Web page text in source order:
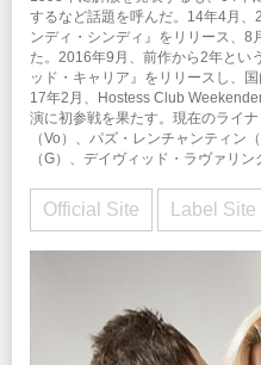
するなど話題を呼んだ。14年4月
ンディ・シンディ』をリリース、8
た。2016年9月、前作から2年とい
ッド・キャリア』をリリースし、
17年2月、Hostess Club
演に初参戦を果たす。現在のライ
（Vo）、パズ・レンチャンティン
（G）、デイヴィッド・ラヴァリン
Official Site Label Site